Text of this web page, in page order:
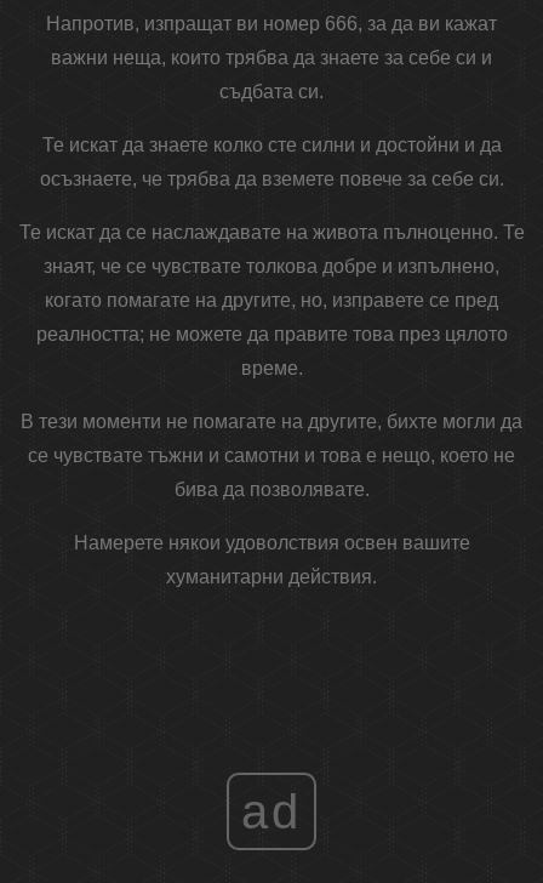
Напротив, изпращат ви номер 666, за да ви кажат
важни неща, които трябва да знаете за себе си и
съдбата си.
Те искат да знаете колко сте силни и достойни и да
осъзнаете, че трябва да вземете повече за себе си.
Те искат да се наслаждавате на живота пълноценно. Те
знаят, че се чувствате толкова добре и изпълнено,
когато помагате на другите, но, изправете се пред
реалността; не можете да правите това през цялото
време.
В тези моменти не помагате на другите, бихте могли да
се чувствате тъжни и самотни и това е нещо, което не
бива да позволявате.
Намерете някои удоволствия освен вашите
хуманитарни действия.
ad